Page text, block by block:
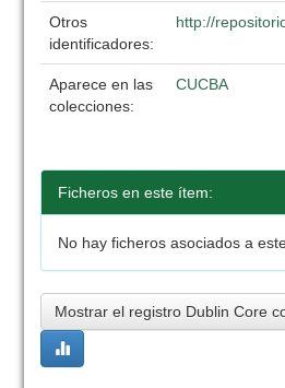
Otros
identificadores:
http://
Aparece en las
colecciones:
CUCBA
Ficheros en este ítem:
No hay ficheros asociados a
Mostrar el registro Dublin Core